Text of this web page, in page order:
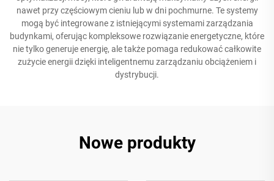
nawet przy częściowym cieniu lub w dni pochmurne. Te systemy
mogą być integrowane z istniejącymi systemami zarządzania
budynkami, oferując kompleksowe rozwiązanie energetyczne, które
nie tylko generuje energię, ale także pomaga redukować całkowite
zużycie energii dzięki inteligentnemu zarządzaniu obciążeniem i
dystrybucji.
Nowe produkty